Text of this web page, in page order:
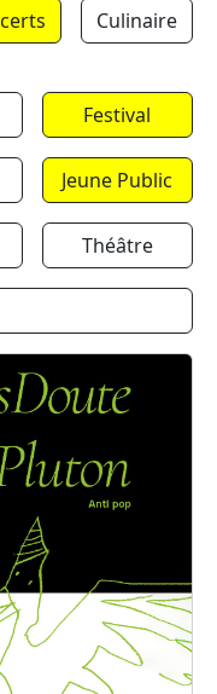
Culinaire
Festival
Jeune Public
Théâtre